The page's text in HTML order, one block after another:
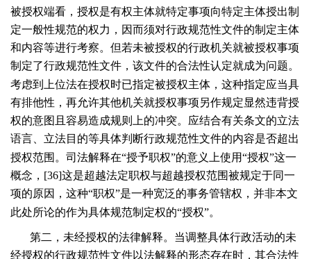
被授权端看，授权是有权主体就特定事项向特定主体授出制
定一般性规范的权力，因而须对行政规范性文件的制定主体
和内容等进行考察。但若未被授权的行政机关就被授权事项
制定了行政规范性文件，该文件的合法性认定就成为问题。
考虑到上位法在授权时已指定被授权主体，这种指定应当具
有排他性，再允许其他机关就授权事项另作规定显然违背授
权的意图且容易造成规则上的冲突。应结合有关条文的立法
语言、立法目的等具体判断行政规范性文件的内容是否超出
授权范围。司法解释在“授予职权”的意义上使用“授权”这一
概念，[36]这是超越法定职权与超越授权范围被规定于同一
项的原因，这种“职权”是一种宽泛的事务管辖权，并非本文
此处所论的作为具体规范制定权的“授权”。
第二，未经授权的法律解释。当调整具体行政活动的未
经授权的行政规范性文件以法解释的形态存在时，其合法性